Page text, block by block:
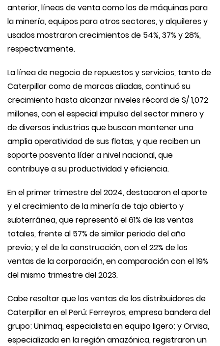
anterior, líneas de venta como las de máquinas para
la minería, equipos para otros sectores, y alquileres y
usados mostraron crecimientos de 54%, 37% y 28%,
respectivamente.
La línea de negocio de repuestos y servicios, tanto de
Caterpillar como de marcas aliadas, continuó su
crecimiento hasta alcanzar niveles récord de S/ 1,072
millones, con el especial impulso del sector minero y
de diversas industrias que buscan mantener una
amplia operatividad de sus flotas, y que reciben un
soporte posventa líder a nivel nacional, que
contribuye a su productividad y eficiencia.
En el primer trimestre del 2024, destacaron el aporte
y el crecimiento de la minería de tajo abierto y
subterránea, que representó el 61% de las ventas
totales, frente al 57% de similar periodo del año
previo; y el de la construcción, con el 22% de las
ventas de la corporación, en comparación con el 19%
del mismo trimestre del 2023.
Cabe resaltar que las ventas de los distribuidores de
Caterpillar en el Perú: Ferreyros, empresa bandera del
grupo; Unimaq, especialista en equipo ligero; y Orvisa,
especializada en la región amazónica, registraron un